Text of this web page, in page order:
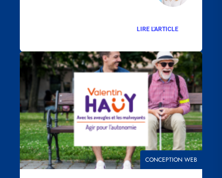
LIRE L'ARTICLE
Visuel
principal
THÉMATIQUE
CONCEPTION WEB